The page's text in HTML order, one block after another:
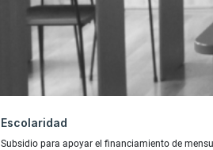
Escolaridad
Subsidio para apoyar el financiamiento de